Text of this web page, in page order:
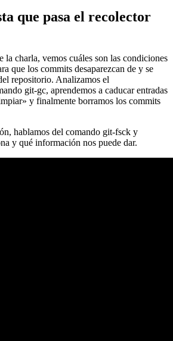
que pasa el recolector
la charla, vemos cuáles son las condiciones
que los commits desaparezcan de y se
repositorio. Analizamos el
git-gc, aprendemos a caducar entradas
y finalmente borramos los commits
hablamos del comando git-fsck y
y qué información nos puede dar.